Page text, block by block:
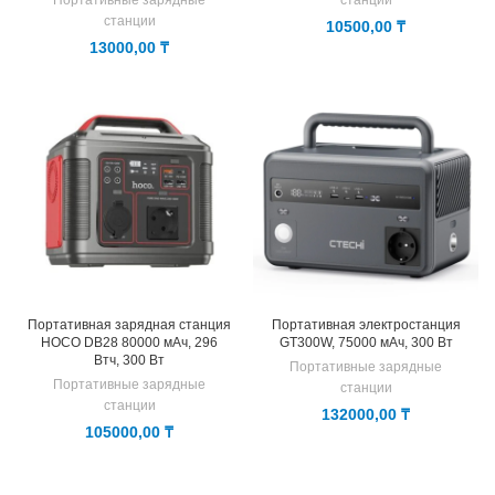
станции
13000,00 ₸
10500,00 ₸
Портативная зарядная станция
HOCO DB28 80000 мАч, 296
Втч, 300 Вт
Портативные зарядные
станции
105000,00 ₸
Портативная электростанция
GT300W, 75000 мАч, 300 Вт
Портативные зарядные
станции
132000,00 ₸